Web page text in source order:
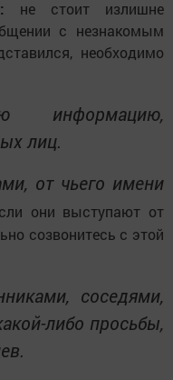
не стоит излишне
с незнакомым
необходимо
информацию,
лиц.
от чьего имени
они выступают от
созвонитесь с этой
соседями,
либо просьбы,